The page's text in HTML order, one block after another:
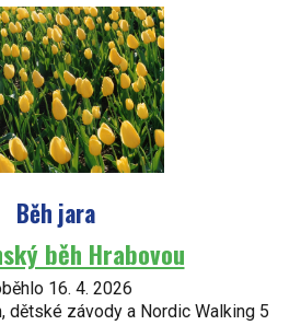
Běh jara
běh Hrabovou
16. 4. 2026
dětské závody a Nordic Walking 5